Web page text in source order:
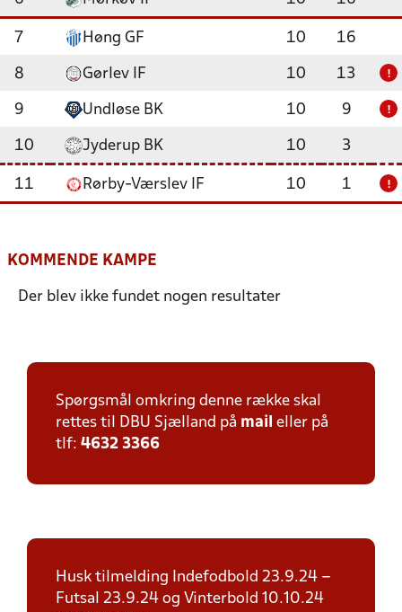
7 Høng GF 10 16
8 Gørlev IF 10 13 !
9 Undløse BK 10 9 !
10 Jyderup BK 10 3
11 Rørby-Værslev IF 10 1 !
KOMMENDE KAMPE
Der blev ikke fundet nogen resultater
Spørgsmål omkring denne række skal
rettes til DBU Sjælland på mail eller på
tlf: 4632 3366
Husk tilmelding Indefodbold 23.9.24 –
Futsal 23.9.24 og Vinterbold 10.10.24